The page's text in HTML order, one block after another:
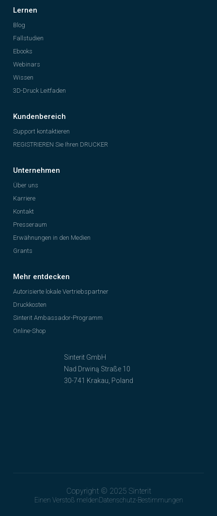
Sinterit GmbH
Nad Drwiną Straße 10
30-741 Krakau, Poland
Lernen
Blog
Fallstudien
Ebooks
Webinars
Wissen
3D-Druck Leitfaden
Kundenbereich
Support kontaktieren
REGISTRIEREN Sie Ihren DRUCKER
Unternehmen
Über uns
Karriere
Kontakt
Presseraum
Erwähnungen in den Medien
Grants
Mehr entdecken
Autorisierte lokale Vertriebspartner
Druckkosten
Sinterit Ambassador-Programm
Online-Shop
Copyright © 2025 Sinterit
Einen Verstoß meldenDatenschutz-Bestimmungen